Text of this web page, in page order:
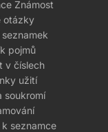
Známost
otázky
pojmů
v číslech
užití
soukromí
seznamce